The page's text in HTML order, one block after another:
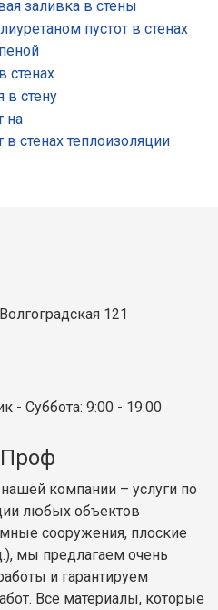
121
- Суббота: 9:00 - 19:00
компании – услуги по
любых объектов
сооружения, плоские
мы предлагаем очень
и гарантируем
Все материалы, которые